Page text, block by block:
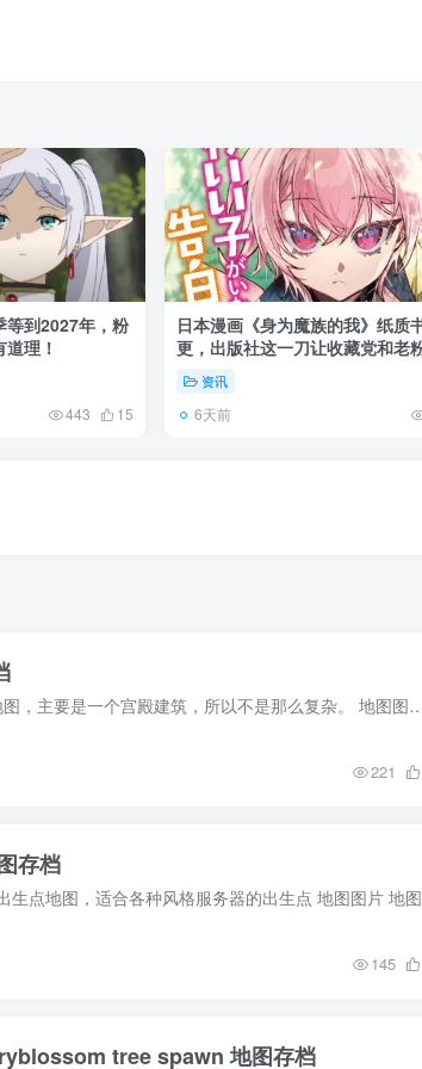
等到2027年，粉
理！
443 15
日本漫画《身为魔族的我》纸质
更，出版社这一刀让收藏党和老
了起来！
资讯
6天前
地图介绍 这是一个独立建筑出生点地图，主要是一个宫殿建筑，所以不是那么复杂。 地图图片 地图使用方法 在地
221
存档
145
tree spawn 地图存档